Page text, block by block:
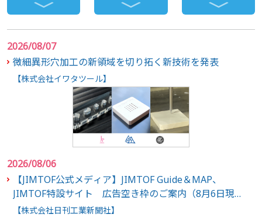
2026/08/07
微細異形穴加工の新領域を切り拓く新技術を発表
【株式会社イワタツール】
2026/08/06
【JIMTOF公式メディア】JIMTOF Guide＆MAP、
JIMTOF特設サイト 広告空き枠のご案内（8月6日現
在）
【株式会社日刊工業新聞社】